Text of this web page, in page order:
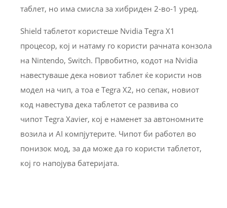
таблет, но има смисла за хибриден 2-во-1 уред.
Shield таблетот користеше Nvidia Tegra X1
процесор, кој и натаму го користи рачната конзола
на Nintendo, Switch. Првобитно, кодот на Nvidia
навестуваше дека новиот таблет ќе користи нов
модел на чип, а тоа е Tegra X2, но сепак, новиот
код навестува дека таблетот се развива со
чипот Tegra Xavier, кој е наменет за автономните
возила и AI компјутерите. Чипот би работел во
понизок мод, за да може да го користи таблетот,
кој го напојува батеријата.